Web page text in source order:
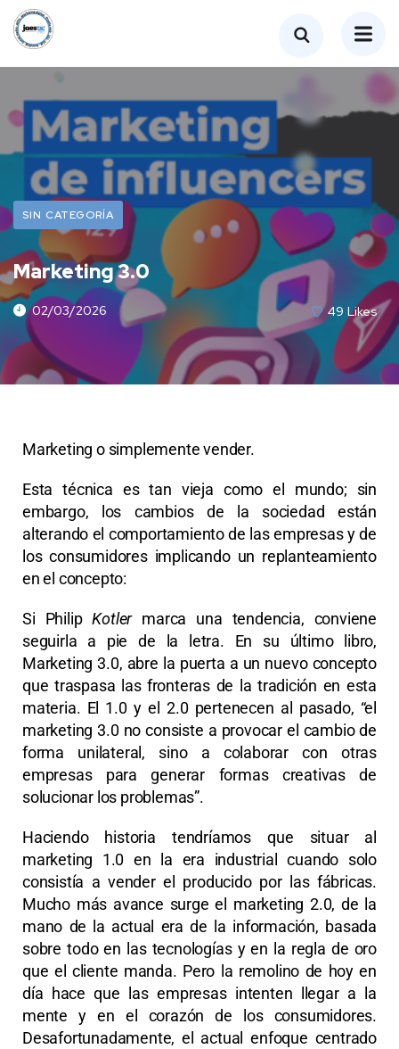
SIN CATEGORÍA
Marketing 3.0
02/03/2026 49 Likes
Marketing o simplemente vender.
Esta técnica es tan vieja como el mundo; sin
embargo, los cambios de la sociedad están
alterando el comportamiento de las empresas y de
los consumidores implicando un replanteamiento
en el concepto:
Si PhilipKotlermarca una tendencia, conviene
seguirla a pie de la letra. En su último libro,
Marketing 3.0, abre la puerta a un nuevo concepto
que traspasa las fronteras de la tradición en esta
materia. El 1.0 y el 2.0 pertenecen al pasado, “el
marketing 3.0 no consiste a provocar el cambio de
forma unilateral, sino a colaborar con otras
empresas para generar formas creativas de
solucionar los problemas”.
Haciendo historia tendríamos que situar al
marketing 1.0 en la era industrial cuando solo
consistía a vender el producido por las fábricas.
Mucho más avance surge el marketing 2.0, de la
mano de la actual era de la información, basada
sobre todo en las tecnologías y en la regla de oro
que el cliente manda. Pero la remolino de hoy en
día hace que las empresas intenten llegar a la
mente y en el corazón de los consumidores.
Desafortunadamente, el actual enfoque centrado